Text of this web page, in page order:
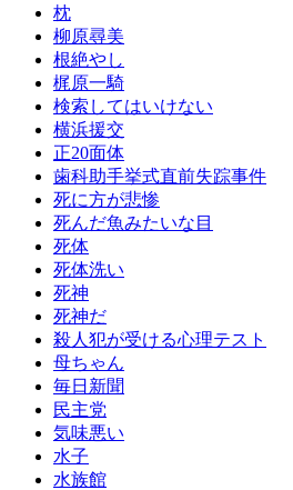
枕
柳原尋美
根絶やし
梶原一騎
検索してはいけない
横浜援交
正20面体
歯科助手挙式直前失踪事件
死に方が悲惨
死んだ魚みたいな目
死体
死体洗い
死神
死神だ
殺人犯が受ける心理テスト
母ちゃん
毎日新聞
民主党
気味悪い
水子
水族館